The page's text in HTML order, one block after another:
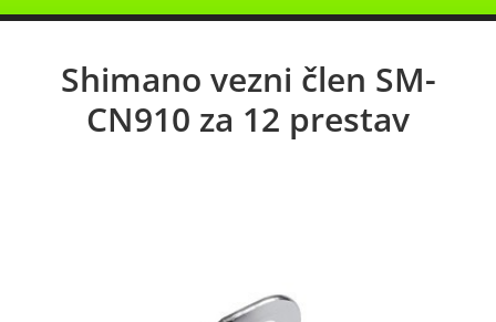
Shimano vezni člen SM-
CN910 za 12 prestav